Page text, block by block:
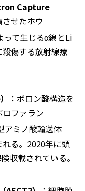
Capture
させたホウ
って生じるα線とLi
傷する放射線療
：ボロン酸構造を
ファラン
アミノ酸輸送体
る。2020年に頭
収載されている。